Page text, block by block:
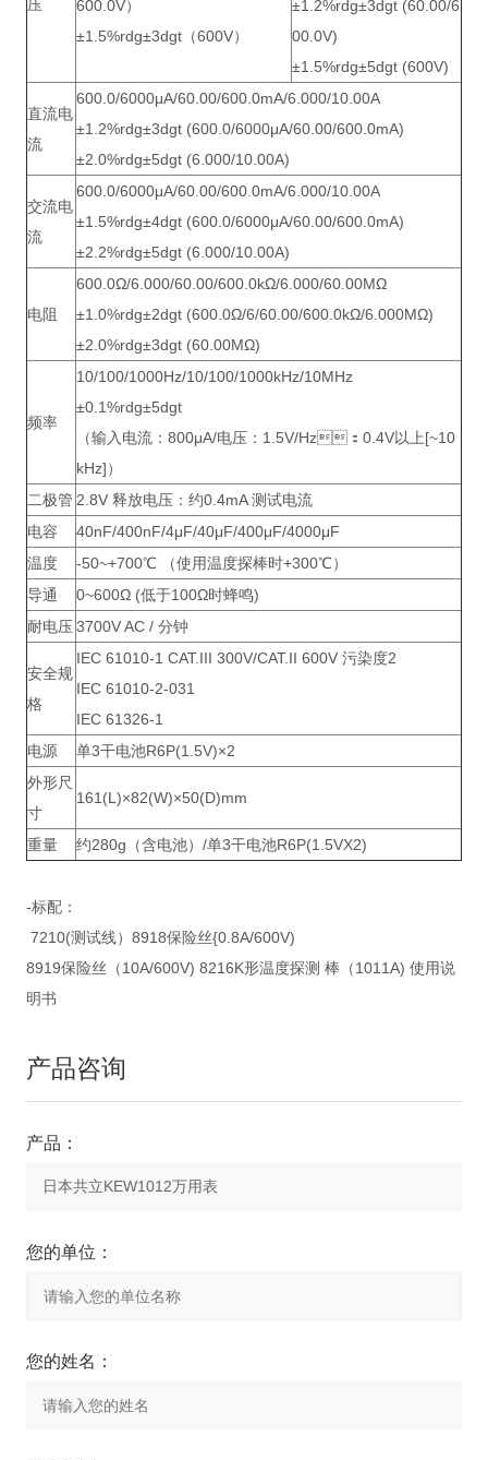
压
600.0V）
±1.5%rdg±3dgt（600V）
±1.2%rdg±3dgt (60.00/6
00.0V)
±1.5%rdg±5dgt (600V)
直流电
流
600.0/6000μA/60.00/600.0mA/6.000/10.00A
±1.2%rdg±3dgt (600.0/6000μA/60.00/600.0mA)
±2.0%rdg±5dgt (6.000/10.00A)
交流电
流
600.0/6000μA/60.00/600.0mA/6.000/10.00A
±1.5%rdg±4dgt (600.0/6000μA/60.00/600.0mA)
±2.2%rdg±5dgt (6.000/10.00A)
电阻
600.0Ω/6.000/60.00/600.0kΩ/6.000/60.00MΩ
±1.0%rdg±2dgt (600.0Ω/6/60.00/600.0kΩ/6.000MΩ)
±2.0%rdg±3dgt (60.00MΩ)
频率
10/100/1000Hz/10/100/1000kHz/10MHz
±0.1%rdg±5dgt
（输入电流：800μA/电压：1.5V/Hz：0.4V以上[~10
kHz]）
二极管 2.8V 释放电压：约0.4mA 测试电流
电容
40nF/400nF/4μF/40μF/400μF/4000μF
温度
-50~+700℃ （使用温度探棒时+300℃）
导通
0~600Ω (低于100Ω时蜂鸣)
耐电压3700V AC / 分钟
安全规
格
IEC 61010-1 CAT.III 300V/CAT.II 600V 污染度2
IEC 61010-2-031
IEC 61326-1
电源
单3干电池R6P(1.5V)×2
外形尺
寸
161(L)×82(W)×50(D)mm
重量 约280g（含电池）/单3干电池R6P(1.5VX2)
-标配：
7210(测试线）8918保险丝{0.8A/600V)
8919保险丝（10A/600V) 8216K形温度探测 棒（1011A) 使用说
明书
产品咨询
产品：
您的单位：
您的姓名：